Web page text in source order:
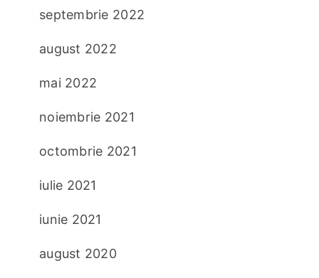
septembrie 2022
august 2022
mai 2022
noiembrie 2021
octombrie 2021
iulie 2021
iunie 2021
august 2020